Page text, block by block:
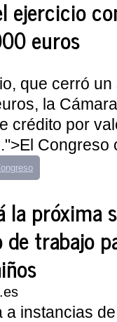
euros
que cerró
la
crédito por
Congreso
la próxima
trabajo
instancias